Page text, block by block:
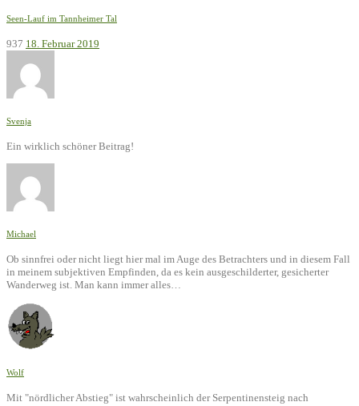
Seen-Lauf im Tannheimer Tal
937 18. Februar 2019
Svenja
Ein wirklich schöner Beitrag!
Michael
Ob sinnfrei oder nicht liegt hier mal im Auge des Betrachters und in diesem Fall
in meinem subjektiven Empfinden, da es kein ausgeschilderter, gesicherter
Wanderweg ist. Man kann immer alles…
Wolf
Mit "nördlicher Abstieg" ist wahrscheinlich der Serpentinensteig nach